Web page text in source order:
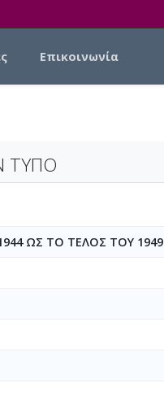
Επικοινωνία
ΤΥΠΟ
ΩΣ ΤΟ ΤΕΛΟΣ ΤΟΥ 1949